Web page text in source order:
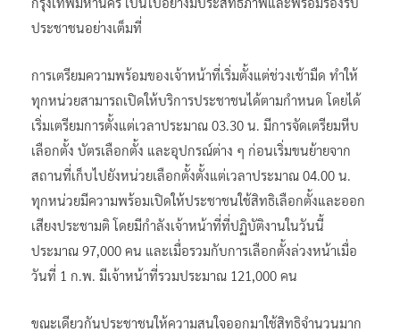
ประชาชนอย่างเต็มที่
การเตรียมความพร้อมของเจ้าหน้าที่เริ่มตั้งแต่ช่วงเช้ามืด ทำให้
ทุกหน่วยสามารถเปิดให้บริการประชาชนได้ตามกำหนด โดยได้
เริ่มเตรียมการตั้งแต่เวลาประมาณ 03.30 น. มีการจัดเตรียมหีบ
เลือกตั้ง บัตรเลือกตั้ง และอุปกรณ์ต่าง ๆ ก่อนเริ่มขนย้ายจาก
สถานที่เก็บไปยังหน่วยเลือกตั้งตั้งแต่เวลาประมาณ 04.00 น.
ทุกหน่วยมีความพร้อมเปิดให้ประชาชนใช้สิทธิเลือกตั้งและออก
เสียงประชามติ โดยมีกำลังเจ้าหน้าที่ที่ปฏิบัติงานในวันนี้
ประมาณ 97,000 คน และเมื่อรวมกับการเลือกตั้งล่วงหน้าเมื่อ
วันที่ 1 ก.พ. มีเจ้าหน้าที่รวมประมาณ 121,000 คน
ขณะเดียวกันประชาชนให้ความสนใจออกมาใช้สิทธิจำนวนมาก